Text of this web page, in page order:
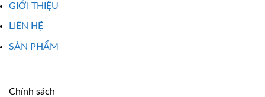
GIỚI THIỆU
LIÊN HỆ
SẢN PHẨM
Chính sách